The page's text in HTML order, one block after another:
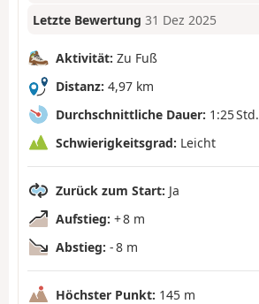
Letzte Bewertung 31 Dez 2025
Aktivität: Zu Fuß
Distanz: 4,97 km
Durchschnittliche Dauer: 1:25 Std.
Schwierigkeitsgrad: Leicht
Zurück zum Start: Ja
Aufstieg: + 8 m
Abstieg: - 8 m
Höchster Punkt: 145 m